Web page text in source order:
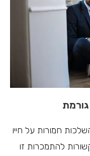
חמורות על חייו
להתמכרות זו